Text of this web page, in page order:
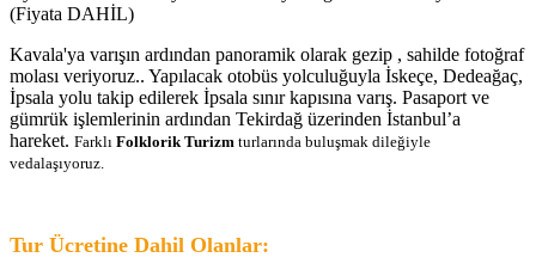
(Fiyata DAHİL)
Kavala'ya varışın ardından panoramik olarak gezip , sahilde fotoğraf
molası veriyoruz.. Yapılacak otobüs yolculuğuyla İskeçe, Dedeağaç,
İpsala yolu takip edilerek İpsala sınır kapısına varış. Pasaport ve
gümrük işlemlerinin ardından Tekirdağ üzerinden İstanbul’a
hareket. Farklı Folklorik Turizm turlarında buluşmak dileğiyle
vedalaşıyoruz.
Tur Ücretine Dahil Olanlar: